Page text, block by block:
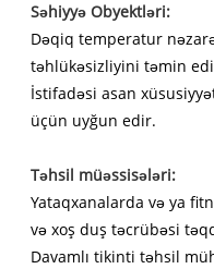
Səhiyyə Obyektləri:
Dəqiq temperatur
təhlükəsizliyini təmin
İstifadəsi asan
üçün uyğun edir.
Təhsil müəssisələri:
Yataqxanalarda və ya
və xoş duş təcrübəsi
Davamlı tikinti təhsil